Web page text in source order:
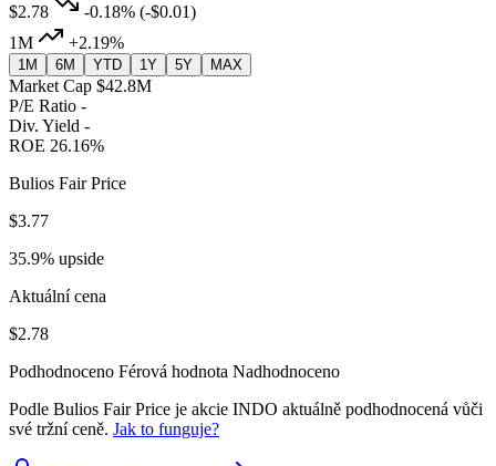
$2.78 -0.18% (-$0.01)
1M
+2.19%
1M 6M YTD 1Y 5Y MAX
Market Cap $42.8M
P/E Ratio -
Div. Yield -
ROE 26.16%
Bulios Fair Price
$3.77
35.9% upside
Aktuální cena
$2.78
Podhodnoceno Férová hodnota Nadhodnoceno
Podle Bulios Fair Price je akcie INDO aktuálně podhodnocená vůči
své tržní ceně. Jak to funguje?